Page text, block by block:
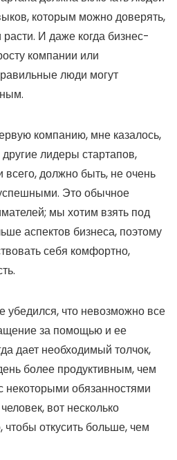
которым можно доверять,
И даже когда бизнес-
компании или
люди могут
компанию, мне казалось,
лидеры стартапов,
должно быть, не очень
Это обычное
мы хотим взять под
аспектов бизнеса, поэтому
себя комфортно,
убедился, что невозможно все
за помощью и ее
дает необходимый толчок,
более продуктивным, чем
некоторыми обязанностями
вот несколько
чтобы откусить больше, чем